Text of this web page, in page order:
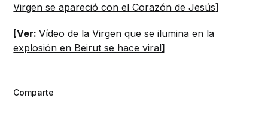
Virgen se apareció con el Corazón de Jesús]
[Ver:Vídeo de la Virgen que se ilumina en la
explosión en Beirut se hace viral]
Comparte